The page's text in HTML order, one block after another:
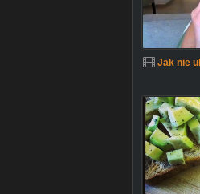
Jak nie